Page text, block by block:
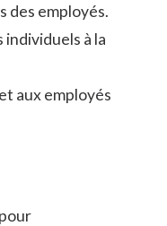
des employés.
à la
aux employés